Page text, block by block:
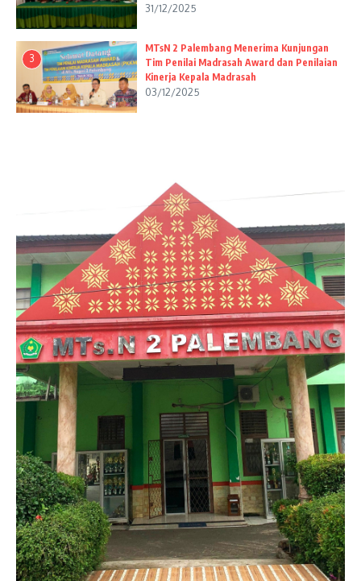
31/12/2025
3
MTsN 2 Palembang Menerima Kunjungan
Tim Penilai Madrasah Award dan Penilaian
Kinerja Kepala Madrasah
03/12/2025